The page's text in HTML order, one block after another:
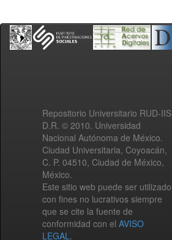
Repositorio Universitario RUD-IIS
D.R. © 2010. Universidad
Nacional Autónoma de México.
Ciudad Universitaria, Coyoacán,
C. P. 04510, Ciudad de México,
México.
Este sitio web puede ser utilizado
con fines no lucrativos siempre
que se cite la fuente de
conformidad con el AVISO
LEGAL.